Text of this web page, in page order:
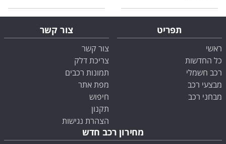
תפריט
ראשי
כל החדשות
רכב חשמלי
מבצעי רכב
מבחני רכב
צור קשר
צור קשר
צריכת דלק
תמונות רכבים
מפת אתר
חיפוש
תקנון
הצהרת נגישות
מחירון רכב חדש